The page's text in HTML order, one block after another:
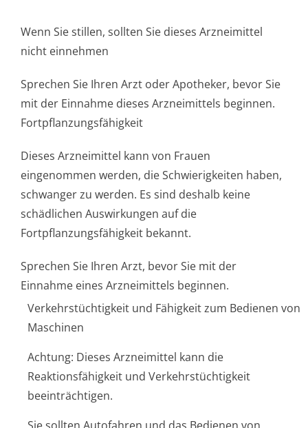
Wenn Sie stillen, sollten Sie dieses Arzneimittel
nicht einnehmen
Sprechen Sie Ihren Arzt oder Apotheker, bevor Sie
mit der Einnahme dieses Arzneimittels beginnen.
Fortpflanzungsfähig­keit
Dieses Arzneimittel kann von Frauen
eingenommen werden, die Schwierigkeiten haben,
schwanger zu werden. Es sind deshalb keine
schädlichen Auswirkungen auf die
Fortpflanzungsfähig­keit bekannt.
Sprechen Sie Ihren Arzt, bevor Sie mit der
Einnahme eines Arzneimittels beginnen.
Verkehrstüchtigkeit und Fähigkeit zum Bedienen von
Maschinen
Achtung: Dieses Arzneimittel kann die
Reaktionsfähigkeit und Verkehrstüchtigkeit
beeinträchtigen.